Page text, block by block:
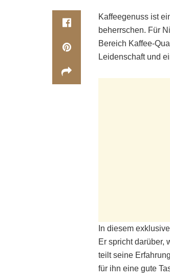
Kaffeegenuss ist
beherrschen. Für
Bereich Kaffee-
Leidenschaft und
In diesem
Er spricht darüber,
teilt seine
für ihn eine gute